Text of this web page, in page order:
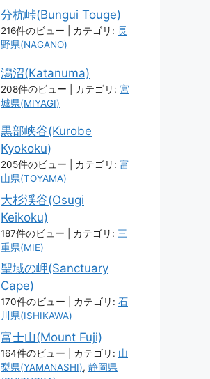
分杭峠(Bungui Touge)
216件のビュー カテゴリ: 長
野県(NAGANO)
潟沼(Katanuma)
208件のビュー カテゴリ: 宮
城県(MIYAGI)
黒部峡谷(Kurobe
Kyokoku)
205件のビュー カテゴリ: 富
山県(TOYAMA)
大杉渓谷(Osugi
Keikoku)
187件のビュー カテゴリ: 三
重県(MIE)
聖域の岬(Sanctuary
Cape)
170件のビュー カテゴリ: 石
川県(ISHIKAWA)
富士山(Mount Fuji)
164件のビュー カテゴリ: 山
梨県(YAMANASHI), 静岡県